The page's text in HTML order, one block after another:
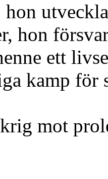
hon
ett
kamp för
mot